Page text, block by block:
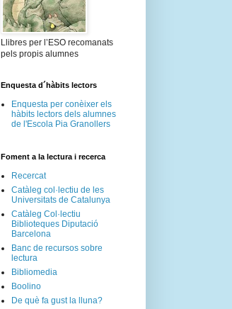
Llibres per l’ESO recomanats
pels propis alumnes
Enquesta d´hàbits lectors
Enquesta per conèixer els
hàbits lectors dels alumnes
de l'Escola Pia Granollers
Foment a la lectura i recerca
Recercat
Catàleg col·lectiu de les
Universitats de Catalunya
Catàleg Col·lectiu
Biblioteques Diputació
Barcelona
Banc de recursos sobre
lectura
Bibliomedia
Boolino
De què fa gust la lluna?